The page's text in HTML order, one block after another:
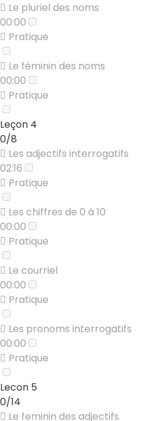
Le pluriel des noms
00:00
Pratique
Le féminin des noms
00:00
Pratique
Leçon 4
0/8
Les adjectifs interrogatifs
02:16
Pratique
Les chiffres de 0 à 10
00:00
Pratique
Le courriel
00:00
Pratique
Les pronoms interrogatifs
00:00
Pratique
Lecon 5
0/14
Le feminin des adjectifs